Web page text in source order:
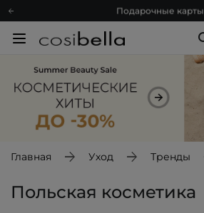
Подарочные карты
Доставка с любовью
Главная Уход Тренды
Польская косметика